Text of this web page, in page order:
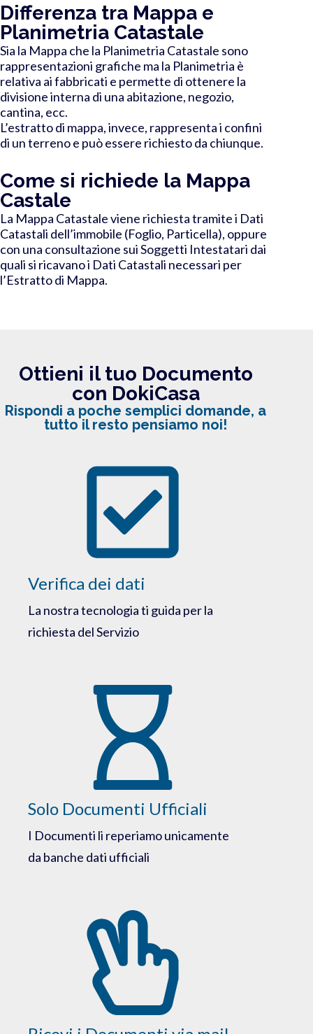
Differenza tra Mappa e
Planimetria Catastale
Sia la Mappa che la Planimetria Catastale sono
rappresentazioni grafiche ma la Planimetria è
relativa ai fabbricati e permette di ottenere la
divisione interna di una abitazione, negozio,
cantina, ecc.
L’estratto di mappa, invece, rappresenta i confini
di un terreno e può essere richiesto da chiunque.
Come si richiede la Mappa
Castale
La Mappa Catastale viene richiesta tramite i Dati
Catastali dell’immobile (Foglio, Particella), oppure
con una consultazione sui Soggetti Intestatari dai
quali si ricavano i Dati Catastali necessari per
l’Estratto di Mappa.
Ottieni il tuo Documento
con DokiCasa
Rispondi a poche semplici domande, a
tutto il resto pensiamo noi!
Verifica dei dati
La nostra tecnologia ti guida per la
richiesta del Servizio
Solo Documenti Ufficiali
I Documenti li reperiamo unicamente
da banche dati ufficiali